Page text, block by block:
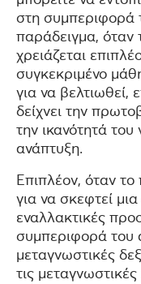
στη συμπεριφορά
παράδειγμα, όταν
χρειάζεται
συγκεκριμένο
για να βελτιωθεί,
δείχνει την
την ικανότητά του
ανάπτυξη.
Επιπλέον, όταν
για να σκεφτεί
εναλλακτικές
συμπεριφορά του
μεταγνωστικές
τις